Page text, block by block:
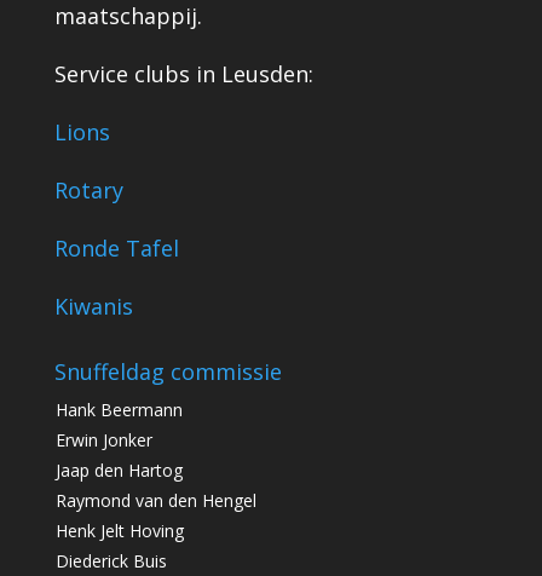
maatschappij.
Service clubs in Leusden:
Lions
Rotary
Ronde Tafel
Kiwanis
Snuffeldag commissie
Hank Beermann
Erwin Jonker
Jaap den Hartog
Raymond van den Hengel
Henk Jelt Hoving
Diederick Buis